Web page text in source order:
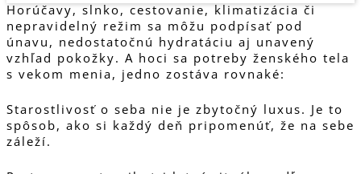
Horúčavy, slnko, cestovanie, klimatizácia či
nepravidelný režim sa môžu podpísať pod
únavu, nedostatočnú hydratáciu aj unavený
vzhľad pokožky. A hoci sa potreby ženského tela
s vekom menia, jedno zostáva rovnaké:
Starostlivosť o seba nie je zbytočný luxus. Je to
spôsob, ako si každý deň pripomenúť, že na sebe
záleží.